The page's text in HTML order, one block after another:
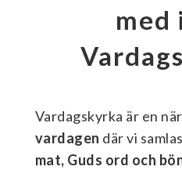
med
Vardagskyrka är en
vardagen där vi
mat, Guds ord och